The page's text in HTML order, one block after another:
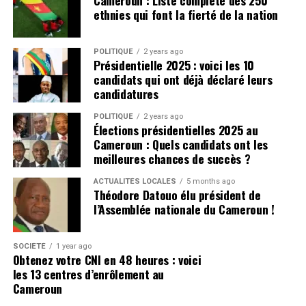
les achats ont progressé plus rapidement, ou diminué moins
fortement, dans certains autres bassins.
Le Sud-Ouest arrive en deuxième position avec 19,87 % des achats,
soit environ 49 261 tonnes. Il est suivi du Littoral, qui représente
18,50 % du total, correspondant à près de 45 864 tonnes.
Les régions du Sud et de l’Est concentrent respectivement 6,54 % et
6,17 % des achats. L’Ouest en représente 4,14 %, devant le Nord-
Ouest et l’Adamaoua, dont les parts restent marginales à 0,19 % et
0,06 %.
Cette répartition retrace les lieux d’enregistrement des achats et non
nécessairement l’origine géographique exacte des fèves. Des volumes
produits dans une région peuvent en effet être acheminés et
commercialisés dans une autre.
La campagne 2025-2026 marque ainsi une rupture après le record de
l’année précédente. Mais l’interprétation de cette chute nécessitera
ethnies qui font la fierté de la nation
POLITIQUE 2 years ago
Présidentielle 2025 : voici les 10
candidats qui ont déjà déclaré leurs
candidatures
POLITIQUE 2 years ago
Élections présidentielles 2025 au
Cameroun : Quels candidats ont les
meilleures chances de succès ?
ACTUALITÉS LOCALES 5 months ago
Théodore Datouo élu président de
l’Assemblée nationale du Cameroun !
SOCIÉTÉ 1 year ago
Obtenez votre CNI en 48 heures : voici
les 13 centres d’enrôlement au
Cameroun